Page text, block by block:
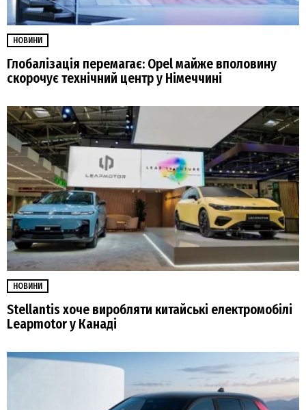
НОВИНИ
Глобалізація перемагає: Opel майже вполовину
скорочує технічний центр у Німеччині
НОВИНИ
Stellantis хоче виробляти китайські електромобілі
Leapmotor у Канаді